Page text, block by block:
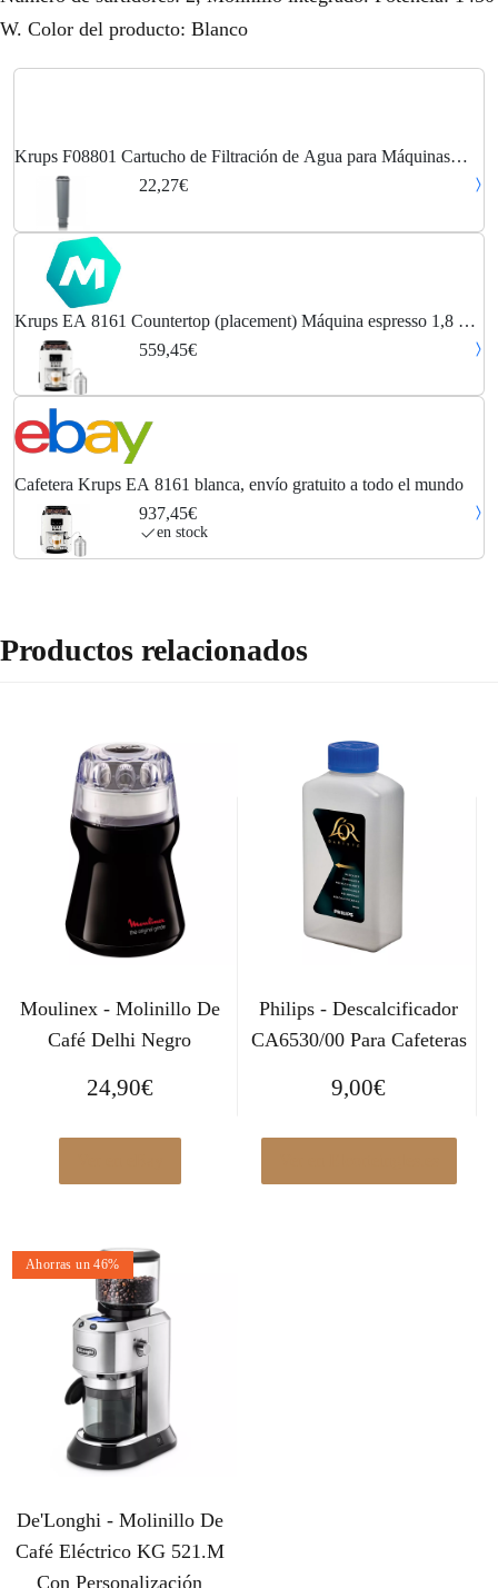
W. Color del producto: Blanco
Krups F08801 Cartucho de Filtración de Agua para Máquinas
Expresso Krups
22,27€
Krups EA 8161 Countertop (placement) Máquina espresso 1,8 L
Totalmente automática559,45€
Cafetera Krups EA 8161 blanca, envío gratuito a todo el mundo
937,45€
en stock
Productos relacionados
Moulinex - Molinillo De
Café Delhi Negro
24,90€
Philips - Descalcificador
CA6530/00 Para Cafeteras
9,00€
Ahorras un 46%
De'Longhi - Molinillo De
Café Eléctrico KG 521.M
Con Personalización